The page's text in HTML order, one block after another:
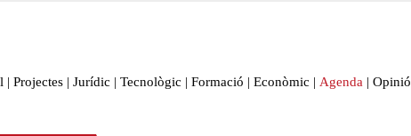
| Projectes | Jurídic | Tecnològic | Formació | Econòmic | Agenda | Opinió